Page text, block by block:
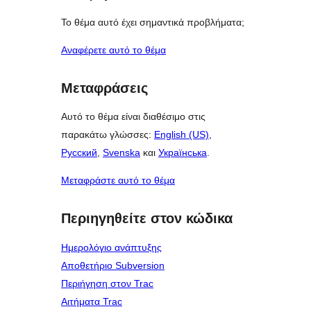
Το θέμα αυτό έχει σημαντικά προβλήματα;
Αναφέρετε αυτό το θέμα
Μεταφράσεις
Αυτό το θέμα είναι διαθέσιμο στις
παρακάτω γλώσσες: English (US),
Русский, Svenska και Українська.
Μεταφράστε αυτό το θέμα
Περιηγηθείτε στον κώδικα
Ημερολόγιο ανάπτυξης
Αποθετήριο Subversion
Περιήγηση στον Trac
Αιτήματα Trac